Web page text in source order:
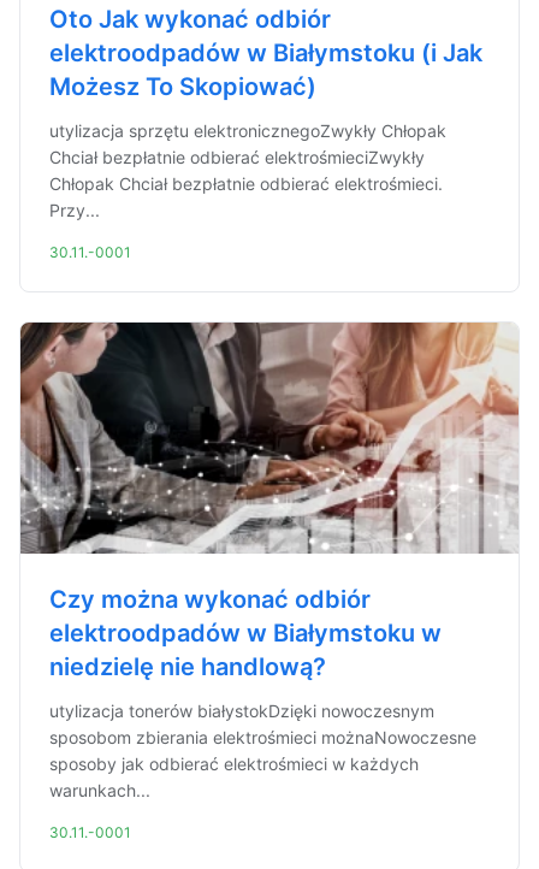
Oto Jak wykonać odbiór
elektroodpadów w Białymstoku (i Jak
Możesz To Skopiować)
utylizacja sprzętu elektronicznegoZwykły Chłopak
Chciał bezpłatnie odbierać elektrośmieciZwykły
Chłopak Chciał bezpłatnie odbierać elektrośmieci.
Przy...
30.11.-0001
Czy można wykonać odbiór
elektroodpadów w Białymstoku w
niedzielę nie handlową?
utylizacja tonerów białystokDzięki nowoczesnym
sposobom zbierania elektrośmieci możnaNowoczesne
sposoby jak odbierać elektrośmieci w każdych
warunkach...
30.11.-0001